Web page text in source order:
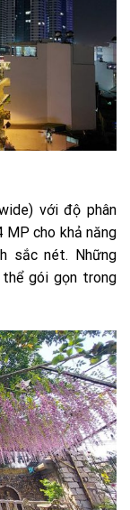
với độ phân
MP cho khả năng
sắc nét. Những
thể gói gọn trong